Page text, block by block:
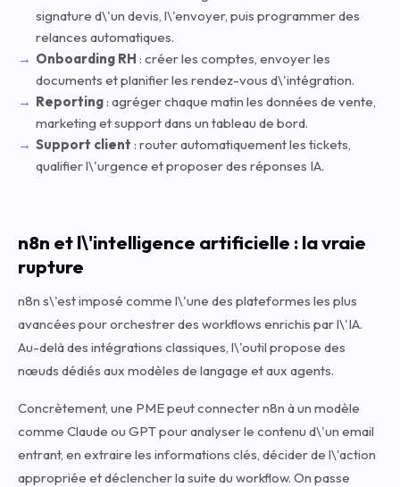
signature d\'un devis, l\'envoyer, puis programmer des
relances automatiques.
Onboarding RH : créer les comptes, envoyer les
documents et planifier les rendez-vous d\'intégration.
Reporting: agréger chaque matin les données de vente,
marketing et support dans un tableau de bord.
Support client : router automatiquement les tickets,
qualifier l\'urgence et proposer des réponses IA.
n8n et l\'intelligence artificielle : la vraie
rupture
n8n s\'est imposé comme l\'une des plateformes les plus
avancées pour orchestrer des workflows enrichis par l\'IA.
Au-delà des intégrations classiques, l\'outil propose des
nœuds dédiés aux modèles de langage et aux agents.
Concrètement, une PME peut connecter n8n à un modèle
comme Claude ou GPT pour analyser le contenu d\'un email
entrant, en extraire les informations clés, décider de l\'action
appropriée et déclencher la suite du workflow. On passe